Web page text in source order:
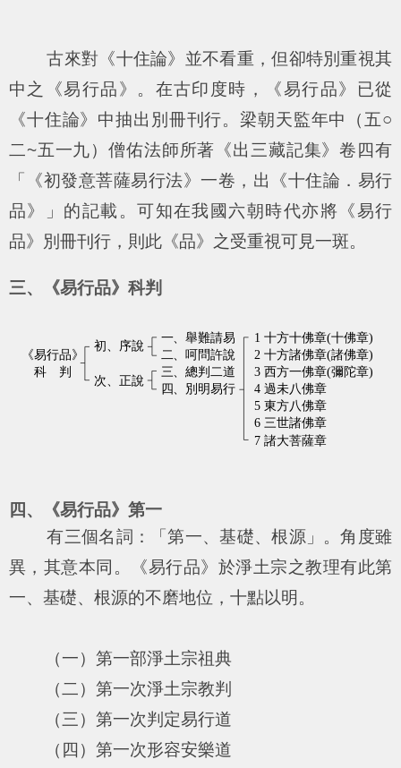
古來對《十住論》並不看重，但卻特別重視其
中之《易行品》。在古印度時，《易行品》已從
《十住論》中抽出別冊刊行。梁朝天監年中（五○
二~五一九）僧佑法師所著《出三藏記集》卷四有
「《初發意菩薩易行法》一卷，出《十住論．易行
品》」的記載。可知在我國六朝時代亦將《易行
品》別冊刊行，則此《品》之受重視可見一斑。
三、《易行品》科判
四、《易行品》第一
有三個名詞：「第一、基礎、根源」。角度雖
異，其意本同。《易行品》於淨土宗之教理有此第
一、基礎、根源的不磨地位，十點以明。
（一）第一部淨土宗祖典
（二）第一次淨土宗教判
（三）第一次判定易行道
（四）第一次形容安樂道